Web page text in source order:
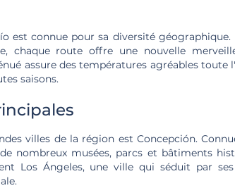
est connue pour sa diversité
chaque route offre une nouvelle
assure des températures agréables toute
saisons.
villes de la région est Concepción.
nombreux musées, parcs et bâtiments
Los Ángeles, une ville qui séduit par